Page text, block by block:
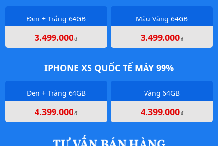
Đen + Trắng 64GB
3.499.000đ
Màu Vàng 64GB
3.499.000đ
IPHONE XS QUỐC TẾ MÁY 99%
Đen + Trắng 64GB
4.399.000đ
Vàng 64GB
4.399.000đ